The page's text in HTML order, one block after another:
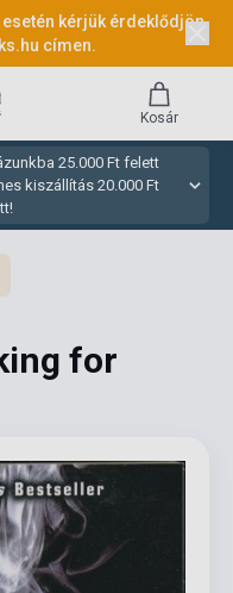
kérjük érdeklődjön
címen.
25.000 Ft felett
kiszállítás 20.000 Ft
Kosár
for